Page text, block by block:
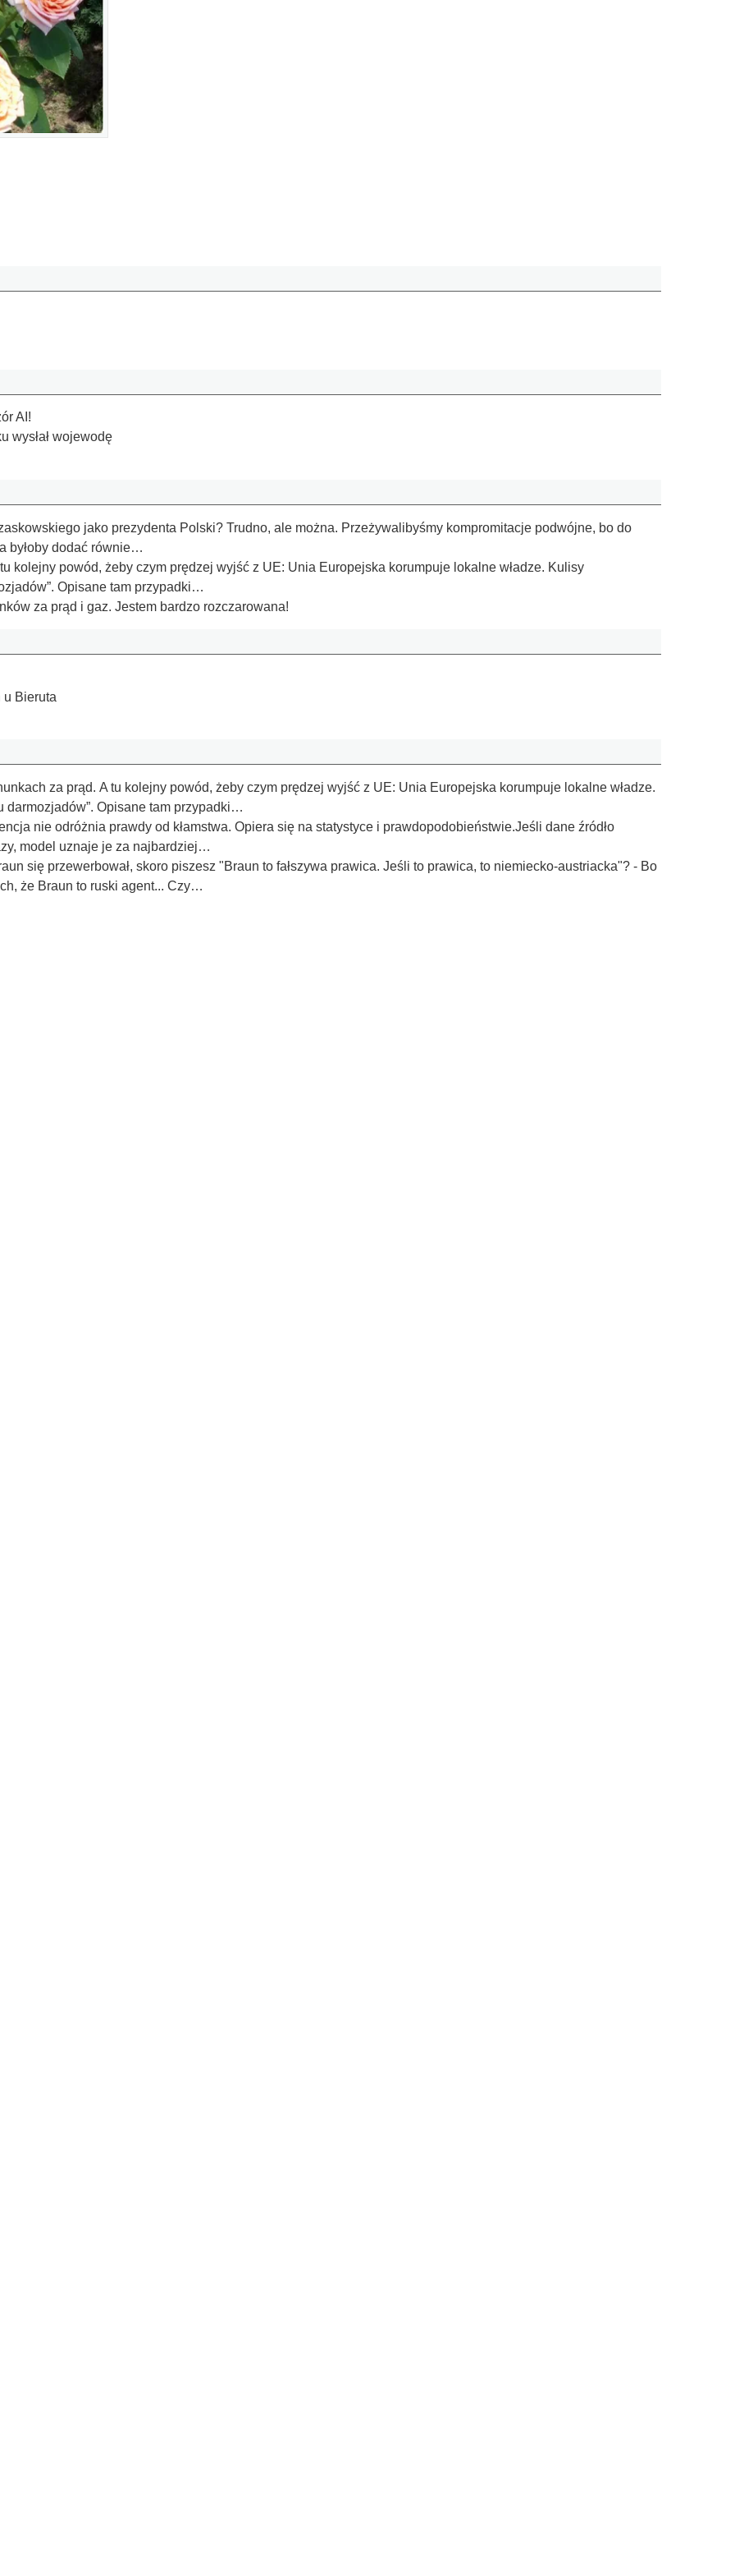
AI!
wysłał wojewodę
jako prezydenta Polski? Trudno, ale można. Przeżywalibyśmy kompromitacje podwójne, bo do
byłoby dodać równie…
kolejny powód, żeby czym prędzej wyjść z UE: Unia Europejska korumpuje lokalne władze. Kulisy
Opisane tam przypadki…
za prąd i gaz. Jestem bardzo rozczarowana!
u Bieruta
za prąd. A tu kolejny powód, żeby czym prędzej wyjść z UE: Unia Europejska korumpuje lokalne władze.
darmozjadów”. Opisane tam przypadki…
nie odróżnia prawdy od kłamstwa. Opiera się na statystyce i prawdopodobieństwie.Jeśli dane źródło
model uznaje je za najbardziej…
się przewerbował, skoro piszesz "Braun to fałszywa prawica. Jeśli to prawica, to niemiecko-austriacka"? - Bo
że Braun to ruski agent... Czy…